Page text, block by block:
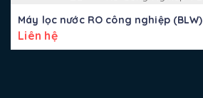
Máy lọc nước RO công nghiệp (BLW)
Liên hệ